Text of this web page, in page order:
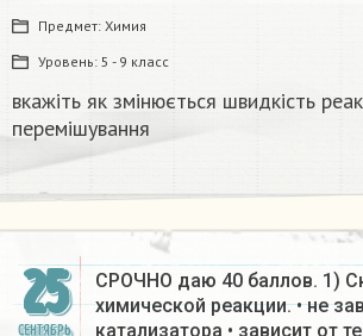
Предмет: Химия
Уровень: 5 - 9 класс
вкажіть як змінюється швидкість
перемішування​
25
СЕНТЯБРЬ
СРОЧНО даю 40 баллов. 1)
химической реакции. • не
катализатора • зависит от